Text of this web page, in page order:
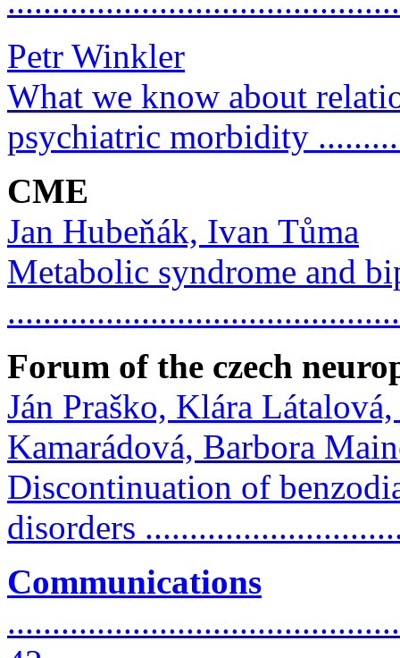
Petr Winkler
What we know about
psychiatric morbidity
CME
Jan Hubeňák, Ivan Tůma
Metabolic syndrome and
Forum of the czech
Ján Praško, Klára
Kamarádová, Barbora
Discontinuation of
disorders
Communications